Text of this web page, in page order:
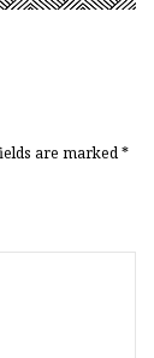
are marked*